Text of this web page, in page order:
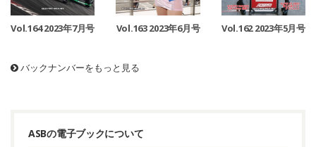
Vol.164 2023年7月号 Vol.163 2023年6月号 Vol.162 2023年5月号
バックナンバーをもっと見る
ASBの電子ブックについて